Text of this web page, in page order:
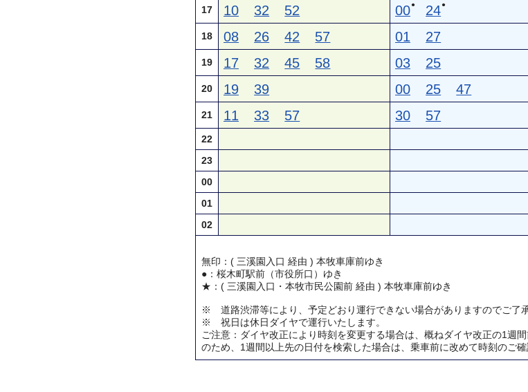
17 10 32 52 00● 24●
18 08 26 42 57 01 27
19 17 32 45 58 03 25
20 19 39 00 25 47
21 11 33 57 30 57
22
23
00
01
02
無印：( 三溪園入口 経由 ) 本牧車庫前ゆき
●：桜木町駅前（市役所口）ゆき
★：( 三溪園入口・本牧市民公園前 経由 ) 本牧車庫前ゆき
※ 道路渋滞等により、予定どおり運行できない場合がありますのでご了承
※ 祝日は休日ダイヤで運行いたします。
ご注意：ダイヤ改正により時刻を変更する場合は、概ねダイヤ改正の1週
のため、1週間以上先の日付を検索した場合は、乗車前に改めて時刻のご確